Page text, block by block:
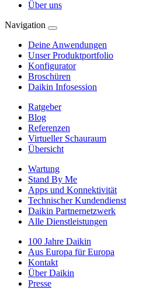
Über uns
Navigation
Deine Anwendungen
Unser Produktportfolio
Konfigurator
Broschüren
Daikin Infosession
Ratgeber
Blog
Referenzen
Virtueller Schauraum
Übersicht
Wartung
Stand By Me
Apps und Konnektivität
Technischer Kundendienst
Daikin Partnernetzwerk
Alle Dienstleistungen
100 Jahre Daikin
Aus Europa für Europa
Kontakt
Über Daikin
Presse